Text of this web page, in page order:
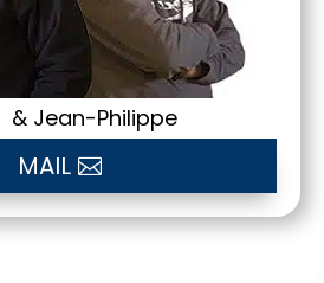
& Jean-Philippe
MAIL